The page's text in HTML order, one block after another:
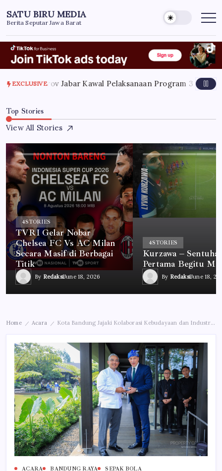
to
content
SATU BIRU MEDIA
Berita Seputar Jawa Barat
EXCLUSIVE
Pemprov Jabar Kawal Pelaksanaan Program 3 Juta
Top Stories
View All Stories
4STORIES
TVRI Gelar Nobar
Chelsea FC Vs AC Milan
Secara Masif di Berbagai
Titik
By RedaksiJune 18, 2026
4STORIES
Kurzawa –
Pertama Begitu
By RedaksiJune 18,
Home / Acara / Kota Bandung Jajaki Kolaborasi Kebudayaan dan Industri Kreatif dengan Prancis
ACARA BANDUNG RAYA SEPAK BOLA